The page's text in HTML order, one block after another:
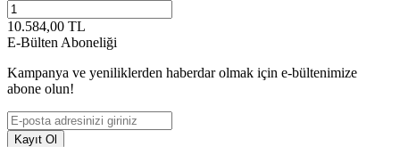
10.584,00 TL
E-Bülten Aboneliği
Kampanya ve yeniliklerden haberdar olmak için e-bültenimize
abone olun!
Kayıt Ol